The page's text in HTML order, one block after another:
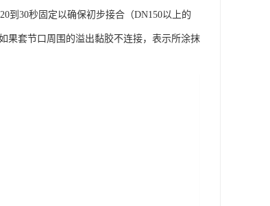
到30秒固定以确保初步接合（DN150以上的
果套节口周围的溢出黏胶不连接，表示所涂抹